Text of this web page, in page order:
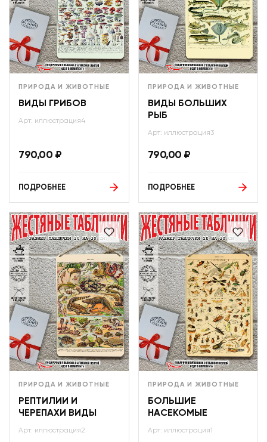
ПРИРОДА И ЖИВОТНЫЕ
ВИДЫ ГРИБОВ
Арт: иллюстрация4
790,00 ₽
ПОДРОБНЕЕ
ПРИРОДА И ЖИВОТНЫЕ
ВИДЫ БОЛЬШИХ
РЫБ
Арт: иллюстрация3
790,00 ₽
ПОДРОБНЕЕ
ПРИРОДА И ЖИВОТНЫЕ
РЕПТИЛИИ И
ЧЕРЕПАХИ ВИДЫ
Арт: иллюстрация2
ПРИРОДА И ЖИВОТНЫЕ
БОЛЬШИЕ
НАСЕКОМЫЕ
Арт: иллюстрация1